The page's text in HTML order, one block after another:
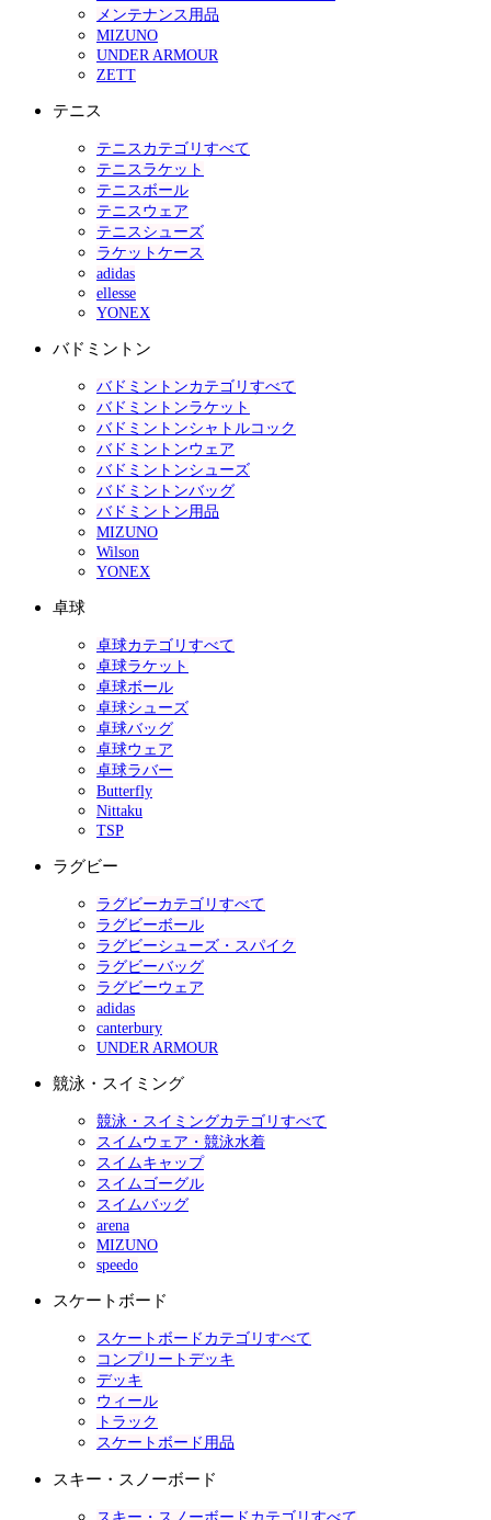
メンテナンス用品
MIZUNO
UNDER ARMOUR
ZETT
テニス
テニスカテゴリすべて
テニスラケット
テニスボール
テニスウェア
テニスシューズ
ラケットケース
adidas
ellesse
YONEX
バドミントン
バドミントンカテゴリすべて
バドミントンラケット
バドミントンシャトルコック
バドミントンウェア
バドミントンシューズ
バドミントンバッグ
バドミントン用品
MIZUNO
Wilson
YONEX
卓球
卓球カテゴリすべて
卓球ラケット
卓球ボール
卓球シューズ
卓球バッグ
卓球ウェア
卓球ラバー
Butterfly
Nittaku
TSP
ラグビー
ラグビーカテゴリすべて
ラグビーボール
ラグビーシューズ・スパイク
ラグビーバッグ
ラグビーウェア
adidas
canterbury
UNDER ARMOUR
競泳・スイミング
競泳・スイミングカテゴリすべて
スイムウェア・競泳水着
スイムキャップ
スイムゴーグル
スイムバッグ
arena
MIZUNO
speedo
スケートボード
スケートボードカテゴリすべて
コンプリートデッキ
デッキ
ウィール
トラック
スケートボード用品
スキー・スノーボード